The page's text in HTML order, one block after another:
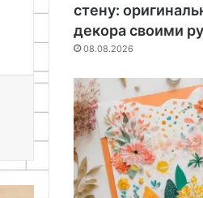
стену:
декора своими
08.08.2026